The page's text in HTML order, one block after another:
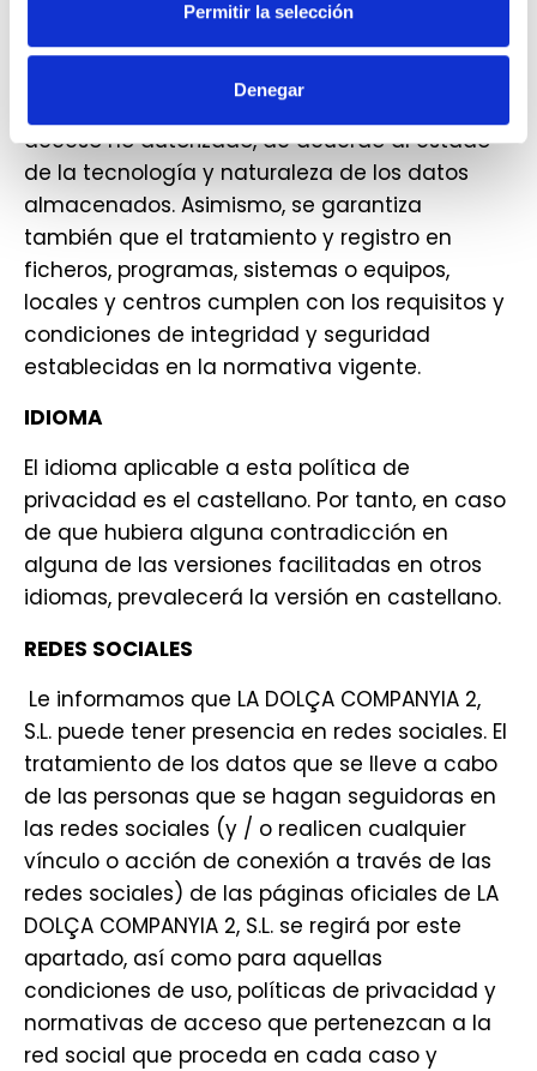
Permitir la selección
Denegar
todos los niveles de protección necesarios
para garantizar la seguridad en el
alteración, pérdida, robo, tratamiento o
acceso no autorizado, de acuerdo al estado
de la tecnología y naturaleza de los datos
almacenados. Asimismo, se garantiza
también que el tratamiento y registro en
ficheros, programas, sistemas o equipos,
locales y centros cumplen con los requisitos y
condiciones de integridad y seguridad
establecidas en la normativa vigente.
IDIOMA
El idioma aplicable a esta política de
privacidad es el castellano. Por tanto, en caso
de que hubiera alguna contradicción en
alguna de las versiones facilitadas en otros
idiomas, prevalecerá la versión en castellano.
REDES SOCIALES
Le informamos que LA DOLÇA COMPANYIA 2,
S.L. puede tener presencia en redes sociales. El
tratamiento de los datos que se lleve a cabo
de las personas que se hagan seguidoras en
las redes sociales (y / o realicen cualquier
vínculo o acción de conexión a través de las
redes sociales) de las páginas oficiales de LA
DOLÇA COMPANYIA 2, S.L. se regirá por este
apartado, así como para aquellas
condiciones de uso, políticas de privacidad y
normativas de acceso que pertenezcan a la
red social que proceda en cada caso y